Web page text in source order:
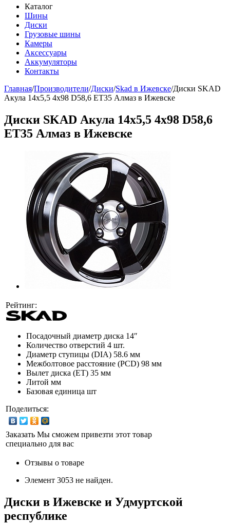
Каталог
Шины
Диски
Грузовые шины
Камеры
Аксессуары
Аккумуляторы
Контакты
Главная/Производители/Диски/Skad в Ижевске/Диски SKAD
Акула 14х5,5 4x98 D58,6 ET35 Алмаз в Ижевске
Диски SKAD Акула 14х5,5 4x98 D58,6
ET35 Алмаз в Ижевске
Рейтинг:
Посадочный диаметр диска 14″
Количество отверстий 4 шт.
Диаметр ступицы (DIA) 58.6 мм
Межболтовое расстояние (PCD) 98 мм
Вылет диска (ET) 35 мм
Литой мм
Базовая единица шт
Поделиться:
Заказать Мы сможем привезти этот товар
специально для вас
Отзывы о товаре
Элемент 3053 не найден.
Диски в Ижевске и Удмуртской
республике